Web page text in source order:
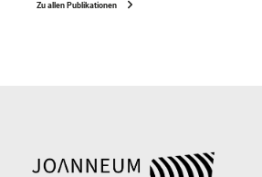
Zu allen Publikationen